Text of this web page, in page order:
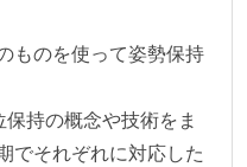
ものを使って姿勢保持
持の概念や技術をま
でそれぞれに対応した